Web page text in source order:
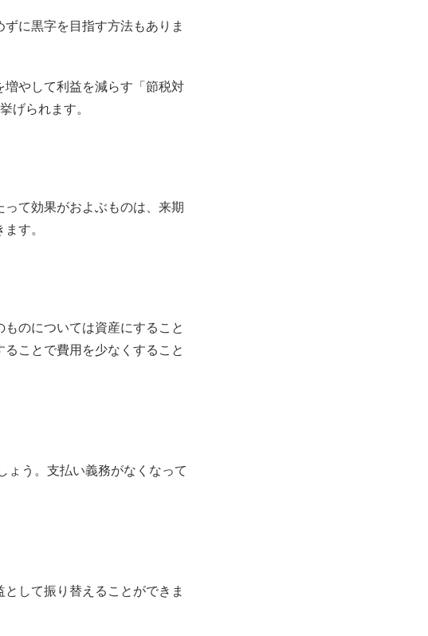
に黒字を目指す方法もありま
やして利益を減らす「節税対
げられます。
て効果がおよぶものは、来期
す。
のについては資産にすること
ことで費用を少なくすること
ょう。支払い義務がなくなって
して振り替えることができま